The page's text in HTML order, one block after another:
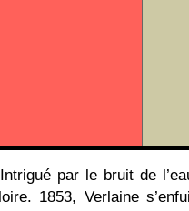
par le bruit de
1853, Verlaine